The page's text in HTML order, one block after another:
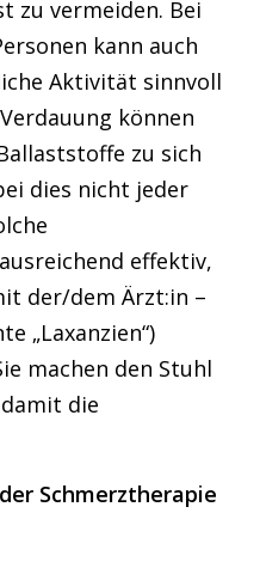
zu vermeiden. Bei
kann auch
Aktivität sinnvoll
können
zu sich
dies nicht jeder
effektiv,
der/dem Ärzt:in –
„Laxanzien“)
machen den Stuhl
die
Schmerztherapie